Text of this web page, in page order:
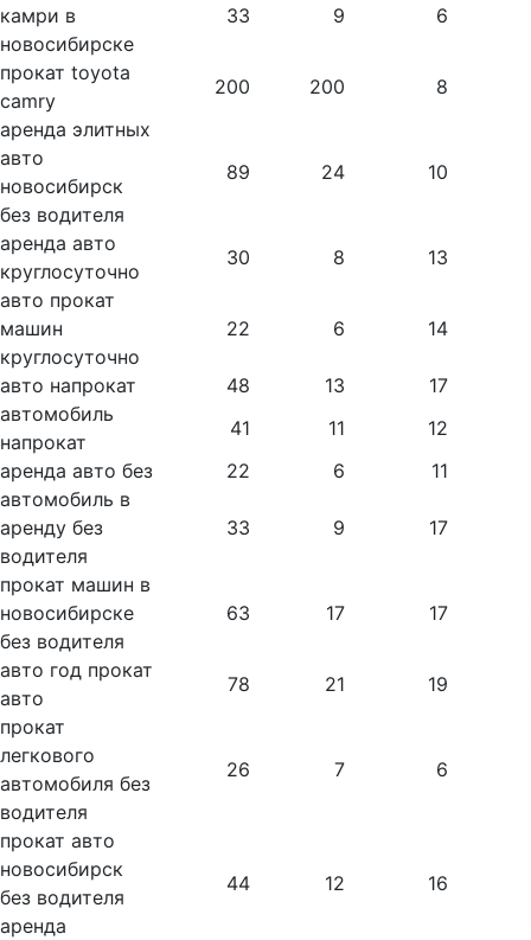
камри в
новосибирске
33 9 6
прокат toyota
camry
200 200
8
аренда элитных
авто
новосибирск
без водителя
89 24 10
аренда авто
круглосуточно
30 8 13
авто прокат
машин
круглосуточно
22 6 14
авто напрокат 48 13
17
автомобиль
напрокат
41 11
12
аренда авто без
22 6
11
автомобиль в
аренду без
водителя
33 9 17
прокат машин в
новосибирске
без водителя
63 17 17
авто год прокат
авто
78 21 19
прокат
легкового
автомобиля без
водителя
26 7 6
прокат авто
новосибирск
без водителя
аренда
44 12 16